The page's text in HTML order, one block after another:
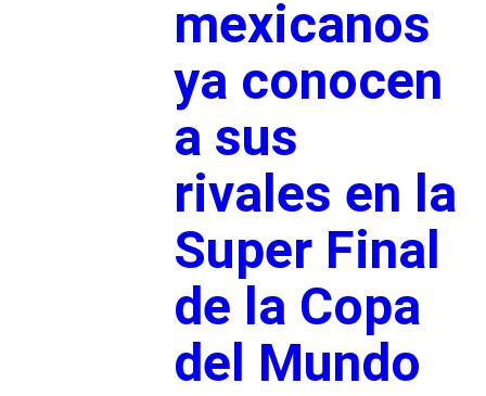
mexicanos
ya conocen
a sus
rivales en la
Super Final
de la Copa
del Mundo